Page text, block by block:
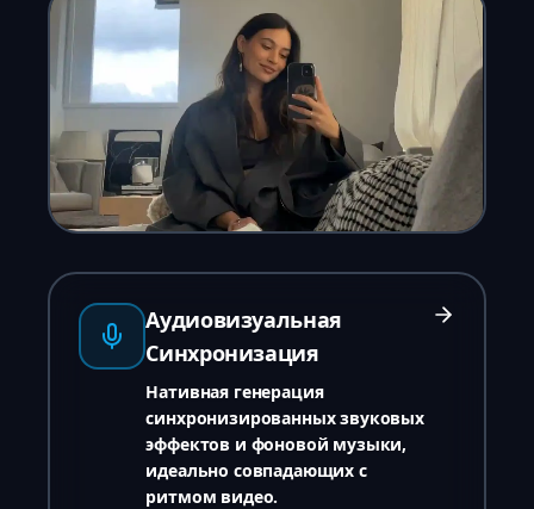
Аудиовизуальная
Синхронизация
Нативная генерация
синхронизированных звуковых
эффектов и фоновой музыки,
идеально совпадающих с
ритмом видео.